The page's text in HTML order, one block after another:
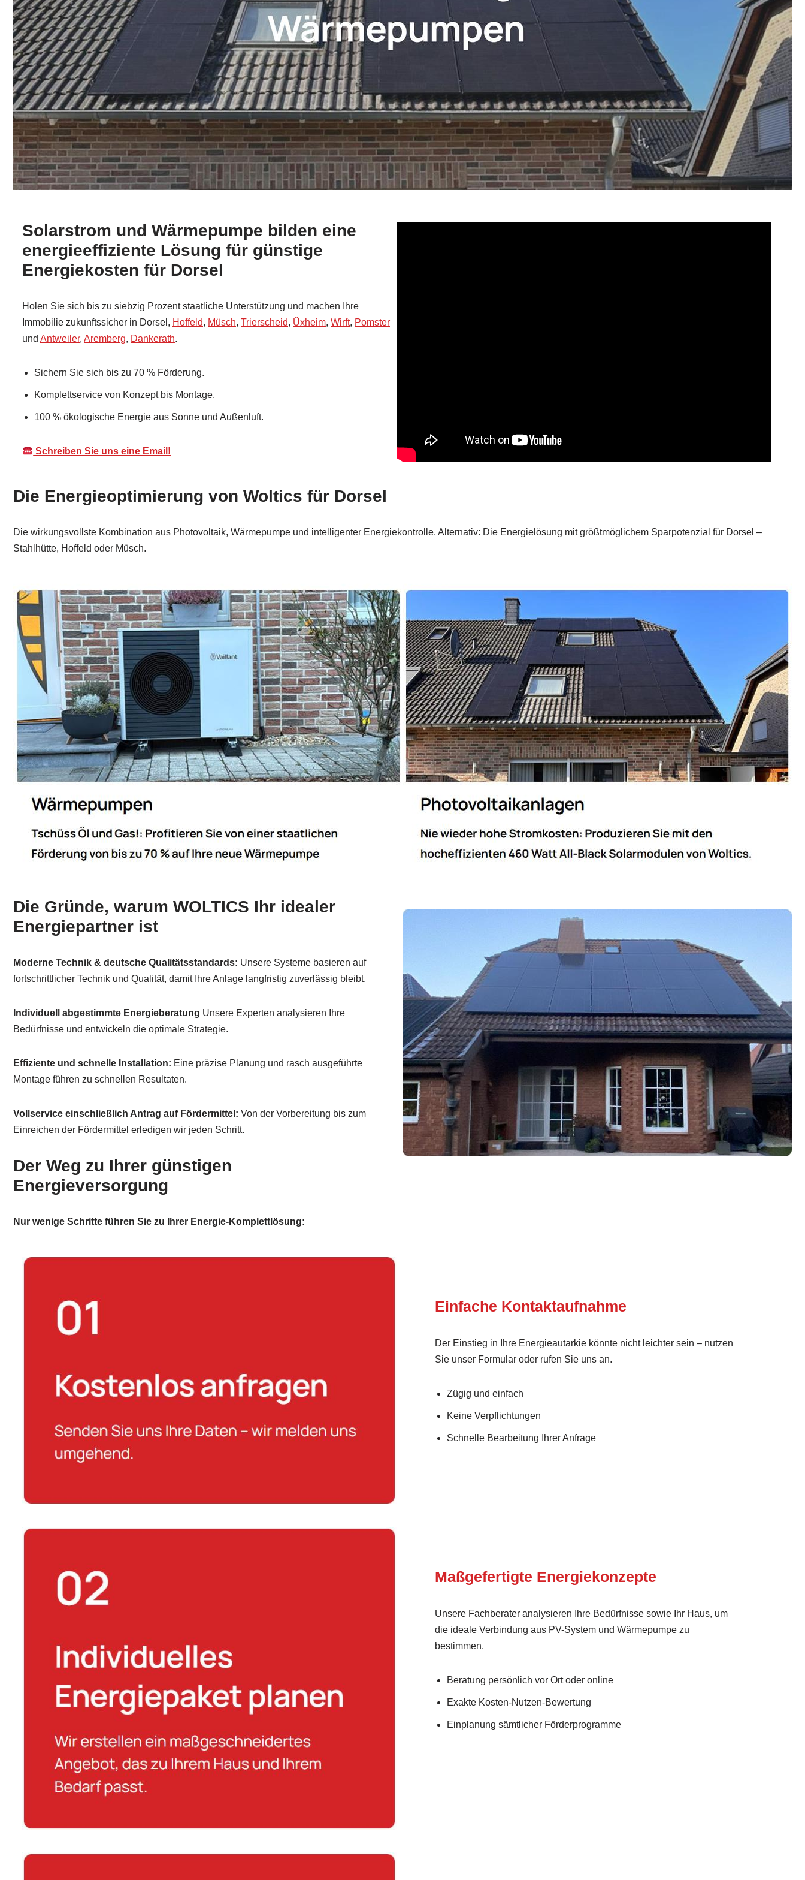
Solarstrom und Wärmepumpe bilden eine
energieeffiziente Lösung für günstige
Energiekosten für Dorsel
Holen Sie sich bis zu siebzig Prozent staatliche Unterstützung und machen Ihre
Immobilie zukunftssicher in Dorsel, Hoffeld, Müsch, Trierscheid, Üxheim, Wirft, Pomster
und Antweiler, Aremberg, Dankerath.
Sichern Sie sich bis zu 70 % Förderung.
Komplettservice von Konzept bis Montage.
100 % ökologische Energie aus Sonne und Außenluft.
Schreiben Sie uns eine Email!
Die Energieoptimierung von Woltics für Dorsel
Die wirkungsvollste Kombination aus Photovoltaik, Wärmepumpe und intelligenter Energiekontrolle. Alternativ: Die Energielösung mit größtmöglichem Sparpotenzial für Dorsel –
Stahlhütte, Hoffeld oder Müsch.
Die Gründe, warum WOLTICS Ihr idealer
Energiepartner ist
Moderne Technik & deutsche Qualitätsstandards: Unsere Systeme basieren auf
fortschrittlicher Technik und Qualität, damit Ihre Anlage langfristig zuverlässig bleibt.
Individuell abgestimmte Energieberatung Unsere Experten analysieren Ihre
Bedürfnisse und entwickeln die optimale Strategie.
Effiziente und schnelle Installation: Eine präzise Planung und rasch ausgeführte
Montage führen zu schnellen Resultaten.
Vollservice einschließlich Antrag auf Fördermittel: Von der Vorbereitung bis zum
Einreichen der Fördermittel erledigen wir jeden Schritt.
Der Weg zu Ihrer günstigen
Energieversorgung
Nur wenige Schritte führen Sie zu Ihrer Energie-Komplettlösung:
Einfache Kontaktaufnahme
Der Einstieg in Ihre Energieautarkie könnte nicht leichter sein – nutzen
Sie unser Formular oder rufen Sie uns an.
Zügig und einfach
Keine Verpflichtungen
Schnelle Bearbeitung Ihrer Anfrage
Maßgefertigte Energie­konzepte
Unsere Fachberater analysieren Ihre Bedürfnisse sowie Ihr Haus, um
die ideale Verbindung aus PV-System und Wärmepumpe zu
bestimmen.
Beratung persönlich vor Ort oder online
Exakte Kosten-Nutzen-Bewertung
Einplanung sämtlicher Förderprogramme